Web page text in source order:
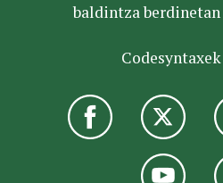
baldintza berdinetan